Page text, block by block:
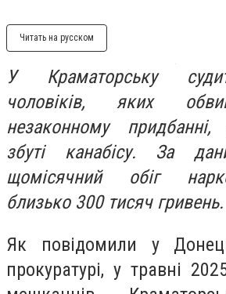
Читать на русском
У Краматорську
чоловіків, яких
незаконному придбанні,
збуті канабісу. За
щомісячний обіг
близько 300 тисяч гривень.
Як повідомили у
прокуратурі, у травні